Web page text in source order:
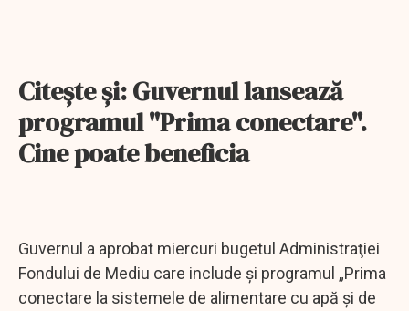
Citeşte şi: Guvernul lansează
programul "Prima conectare".
Cine poate beneficia
Guvernul a aprobat miercuri bugetul Administraţiei
Fondului de Mediu care include și programul „Prima
conectare la sistemele de alimentare cu apă și de